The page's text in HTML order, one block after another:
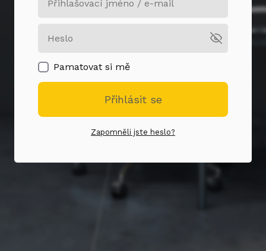
Pamatovat si mě
Přihlásit se
Zapomněli jste heslo?